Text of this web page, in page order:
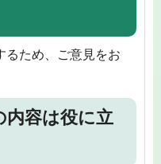
るため、ご意見をお
内容は役に立